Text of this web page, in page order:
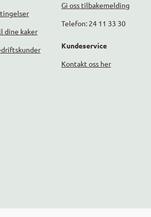
dine kaker
Gi oss tilbakemelding
Telefon: 24 11 33 30
Kundeservice
Kontakt oss her